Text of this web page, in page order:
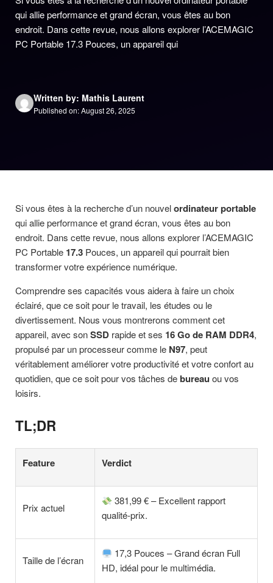
qui allie performance et grand écran, vous êtes au bon
endroit. Dans cette revue, nous allons explorer l’ACEMAGIC
PC Portable 17.3 Pouces, un appareil qui
Written by: Mathis Laurent
Published on: August 26, 2025
Si vous êtes à la recherche d’un nouvelordinateur portable
qui allie performance et grand écran, vous êtes au bon
endroit. Dans cette revue, nous allons explorer l’ACEMAGIC
PC Portable 17.3 Pouces, un appareil qui pourrait bien
transformer votre expérience numérique.
Comprendre ses capacités vous aidera à faire un choix
éclairé, que ce soit pour le travail, les études ou le
divertissement. Nous vous montrerons comment cet
appareil, avec sonSSD rapide et ses 16 Go de RAM DDR4,
propulsé par un processeur comme le N97, peut
véritablement améliorer votre productivité et votre confort au
quotidien, que ce soit pour vos tâches debureau ou vos
loisirs.
TL;DR
Feature Verdict
Prix actuel
381,99 € – Excellent rapport
qualité-prix.
Taille de l’écran
17,3 Pouces – Grand écran Full
HD, idéal pour le multimédia.